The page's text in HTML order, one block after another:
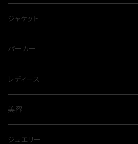
ジャケット
パーカー
レディース
ワンピース
プリーツ
パンツ
美容
オイル
ジュエリー